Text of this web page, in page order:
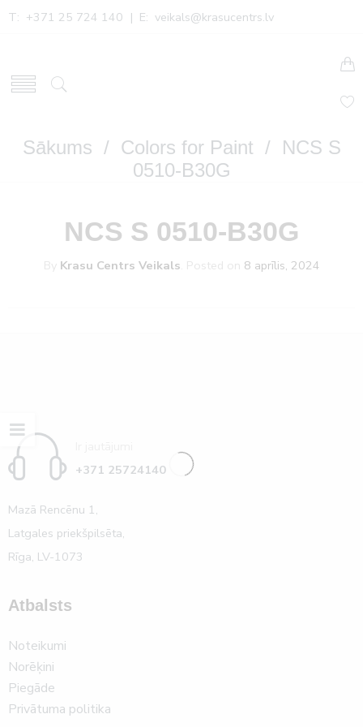
T: +371 25 724 140 | E: veikals@krasucentrs.lv
Sākums / Colors for Paint / NCS S
0510-B30G
NCS S 0510-B30G
By Krasu Centrs Veikals Posted on 8 aprīlis, 2024
+371 25724140
Mazā Rencēnu 1,
Latgales priekšpilsēta,
Rīga, LV-1073
Atbalsts
Noteikumi
Norēķini
Piegāde
Privātuma politika